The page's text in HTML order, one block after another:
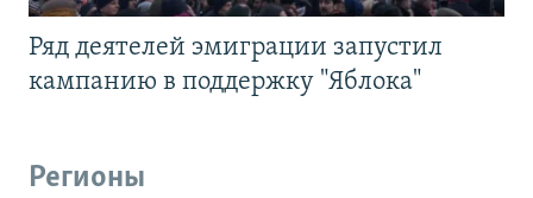
Ряд деятелей эмиграции запустил
кампанию в поддержку "Яблока"
Регионы